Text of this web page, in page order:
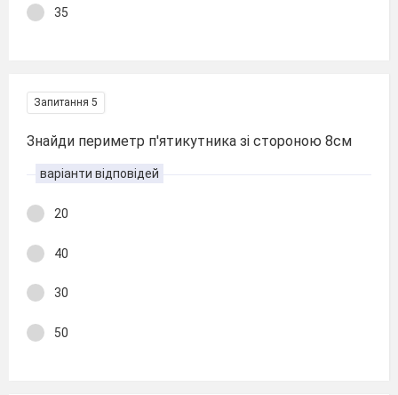
35
Запитання 5
Знайди периметр п'ятикутника зі стороною 8см
варіанти відповідей
20
40
30
50